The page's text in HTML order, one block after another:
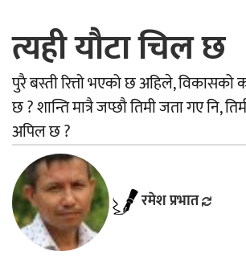
त्यही यौटा चिल छ
पुरै बस्ती रित्तो भएको छ अहिले, विकासको
छ ? शान्ति मात्रै जप्छौ तिमी जता गए नि,
अपिल छ ?
रमेश प्रभात